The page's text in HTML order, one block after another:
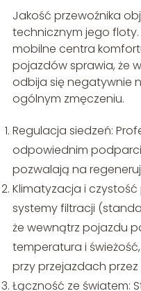
Jakość przewoźnika
technicznym jego
mobilne centra
pojazdów sprawia, że
odbija się negatywnie
ogólnym zmęczeniu.
Regulacja siedzeń:
odpowiednim
pozwalają na
Klimatyzacja i
systemy filtracji
że wewnątrz pojazdu
temperatura i
przy przejazdach
Łączność ze światem: